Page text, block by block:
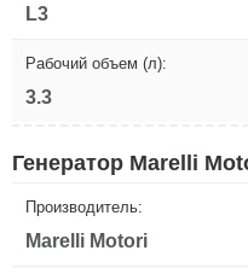
L3
Рабочий объем (л):
3.3
Генератор Marelli
Производитель:
Marelli Motori